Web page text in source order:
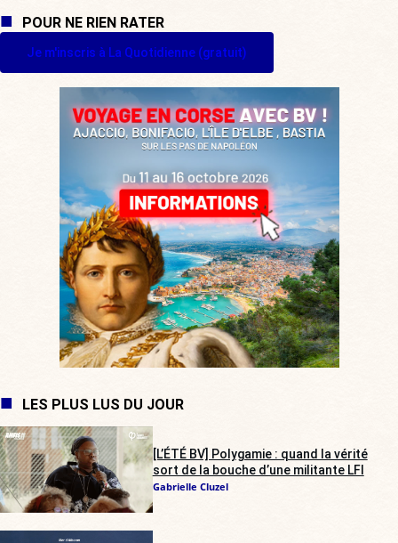
POUR NE RIEN RATER
Je m'inscris à La Quotidienne (gratuit)
LES PLUS LUS DU JOUR
[L’ÉTÉ BV] Polygamie : quand la vérité
sort de la bouche d’une militante LFI
Gabrielle Cluzel